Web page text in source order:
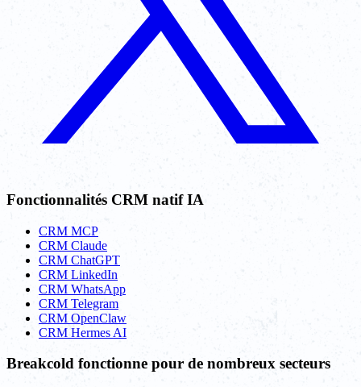
Fonctionnalités CRM natif IA
CRM MCP
CRM Claude
CRM ChatGPT
CRM LinkedIn
CRM WhatsApp
CRM Telegram
CRM OpenClaw
CRM Hermes AI
Breakcold fonctionne pour de nombreux secteurs